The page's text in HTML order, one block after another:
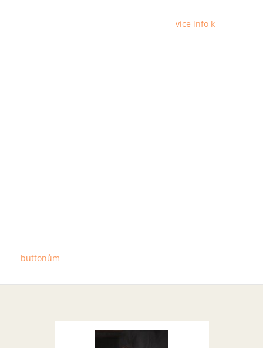
více info k
buttonům